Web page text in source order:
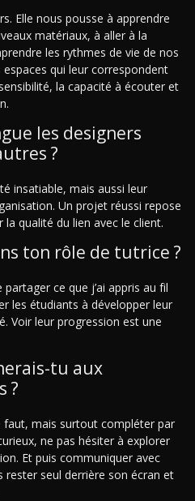
Elle nous pousse à apprendre
matériaux, à aller à la
les rythmes de vie de nos
qui leur correspondent
la capacité à écouter et
les designers
?
insatiable, mais aussi leur
Un projet réussi repose
qualité du lien avec le client.
ton rôle de tutrice ?
ce que j’ai appris au fil
les étudiants à développer leur
Voir leur progression est une
tu aux
?
faut, mais surtout compléter par
ne pas hésiter à explorer
Et puis communiquer avec
rester seul derrière son écran et